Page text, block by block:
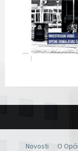
Novosti O